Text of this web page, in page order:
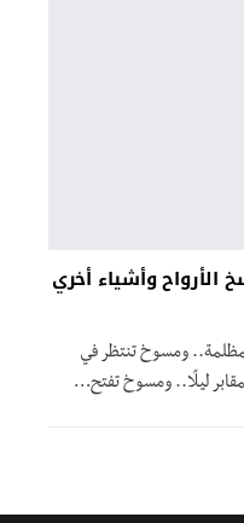
الأرواح وأشياء أخري
ومسوخ تنتظر في
ليلًا.. ومسوخ تفتح…